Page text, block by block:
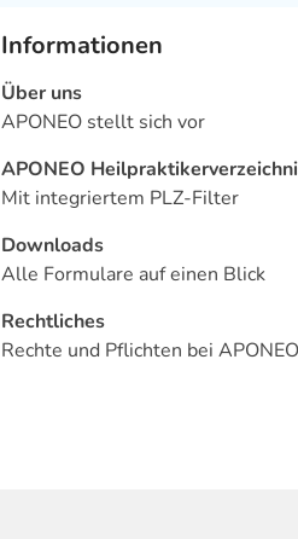
Informationen
Über uns
APONEO stellt sich vor
APONEO
Mit integriertem PLZ-Filter
Downloads
Alle Formulare auf einen Blick
Rechtliches
Rechte und Pflichten bei APONEO